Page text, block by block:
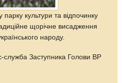
парку культури та відпочинку
щорічне висадження
народу.
служба Заступника Голови ВР